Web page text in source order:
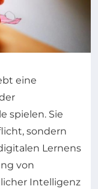
eine
spielen. Sie
sondern
Lernens
von
Intelligenz